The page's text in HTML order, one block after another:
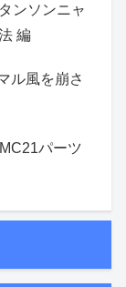
ンソンニャ
編
ル風を崩さ
パーツ